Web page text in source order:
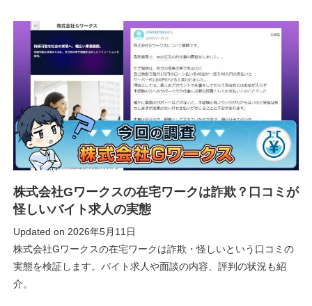
株式会社Gワークスの在宅ワークは詐欺？口コミが
怪しいバイト求人の実態
Updated on 2026年5月11日
株式会社Gワークスの在宅ワークは詐欺・怪しいという口コミの
実態を検証します。バイト求人や面談の内容、評判の状況も紹
介。